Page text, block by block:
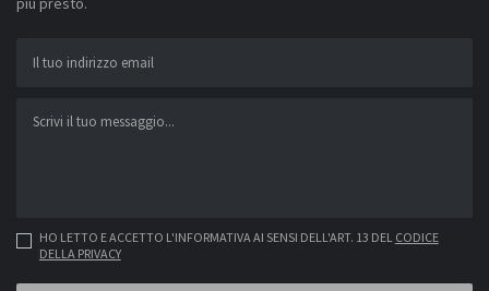
HO LETTO E ACCETTO L'INFORMATIVA AI SENSI DELL'ART. 13 DEL CODICE
DELLA PRIVACY